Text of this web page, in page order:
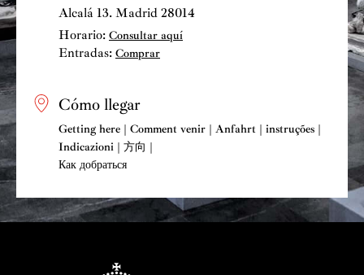
Alcalá 13. Madrid 28014
Horario: Consultar aquí
Entradas: Comprar
Cómo llegar
Getting here | Comment venir | Anfahrt | instruções |
Indicazioni | 方向 |
Как добраться